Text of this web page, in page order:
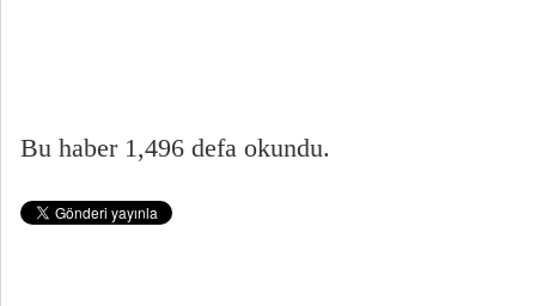
Bu haber 1,496 defa okundu.